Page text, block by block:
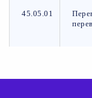
45.05.01